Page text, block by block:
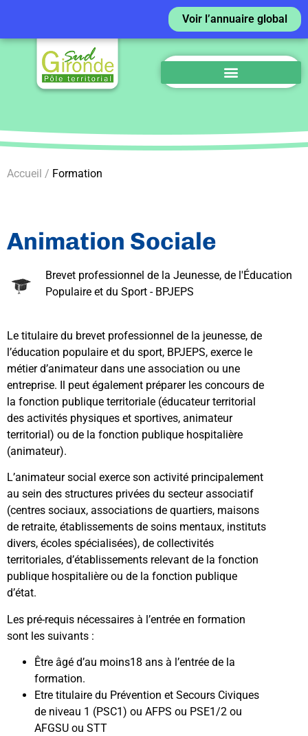
Voir l’annuaire global
Accueil / Formation
Animation Sociale
Brevet professionnel de la Jeunesse, de l'Éducation
Populaire et du Sport - BPJEPS
Le titulaire du brevet professionnel de la jeunesse, de
l’éducation populaire et du sport, BPJEPS, exerce le
métier d’animateur dans une association ou une
entreprise. Il peut également préparer les concours de
la fonction publique territoriale (éducateur territorial
des activités physiques et sportives, animateur
territorial) ou de la fonction publique hospitalière
(animateur).
L’animateur social exerce son activité principalement
au sein des structures privées du secteur associatif
(centres sociaux, associations de quartiers, maisons
de retraite, établissements de soins mentaux, instituts
divers, écoles spécialisées), de collectivités
territoriales, d’établissements relevant de la fonction
publique hospitalière ou de la fonction publique
d’état.
Les pré-requis nécessaires à l’entrée en formation
sont les suivants :
Être âgé d’au moins18 ans à l’entrée de la
formation.
Etre titulaire du Prévention et Secours Civiques
de niveau 1 (PSC1) ou AFPS ou PSE1/2 ou
AFGSU ou STT